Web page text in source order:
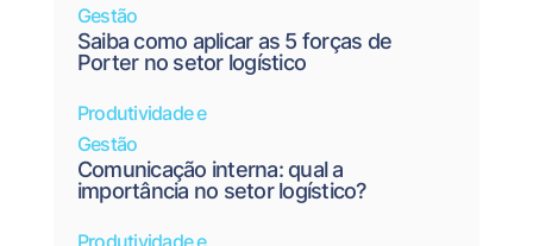
Gestão
Saiba como aplicar as 5 forças de
Porter no setor logístico
Produtividade e
Gestão
Comunicação interna: qual a
importância no setor logístico?